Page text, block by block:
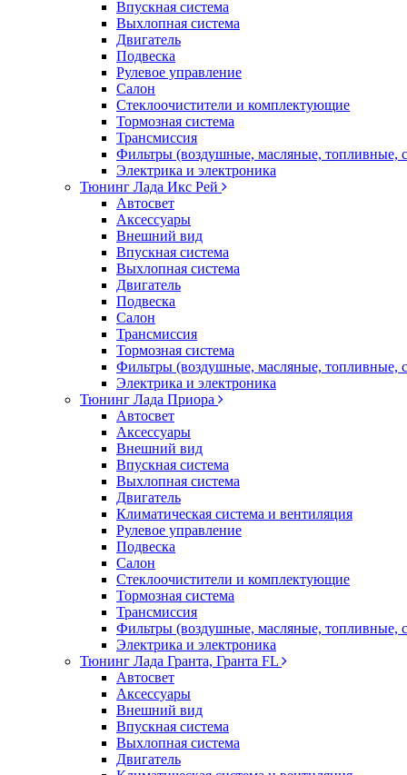
Впускная система
Выхлопная система
Двигатель
Подвеска
Рулевое управление
Салон
Стеклоочистители и комплектующие
Тормозная система
Трансмиссия
Фильтры (воздушные, масляные, топливные,
Электрика и электроника
Тюнинг Лада Икс Рей
Автосвет
Аксессуары
Внешний вид
Впускная система
Выхлопная система
Двигатель
Подвеска
Салон
Трансмиссия
Тормозная система
Фильтры (воздушные, масляные, топливные,
Электрика и электроника
Тюнинг Лада Приора
Автосвет
Аксессуары
Внешний вид
Впускная система
Выхлопная система
Двигатель
Климатическая система и вентиляция
Рулевое управление
Подвеска
Салон
Стеклоочистители и комплектующие
Тормозная система
Трансмиссия
Фильтры (воздушные, масляные, топливные,
Электрика и электроника
Тюнинг Лада Гранта, Гранта FL
Автосвет
Аксессуары
Внешний вид
Впускная система
Выхлопная система
Двигатель